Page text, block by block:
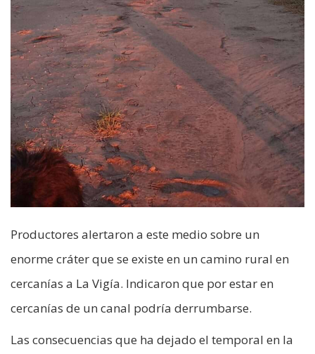
Productores alertaron a este medio sobre un
enorme cráter que se existe en un camino rural en
cercanías a La Vigía. Indicaron que por estar en
cercanías de un canal podría derrumbarse.
Las consecuencias que ha dejado el temporal en la